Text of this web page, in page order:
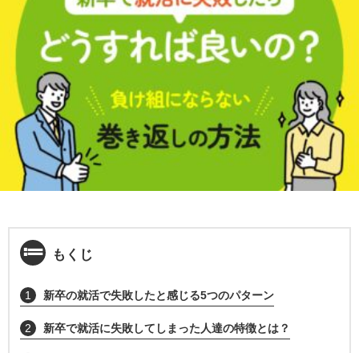
もくじ
1 新卒の就活で失敗したと感じる5つのパターン
2 新卒で就活に失敗してしまった人達の特徴とは？